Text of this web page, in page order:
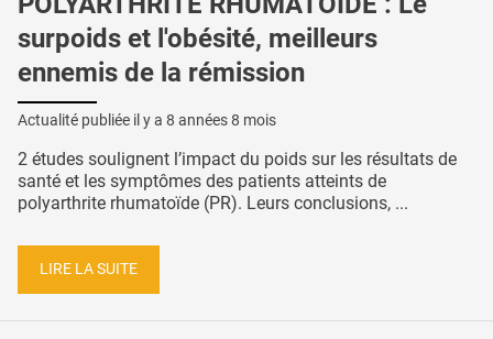
surpoids et l'obésité, meilleurs
ennemis de la rémission
Actualité publiée il y a 8 années 8 mois
2 études soulignent l’impact du poids sur les résultats de
santé et les symptômes des patients atteints de
polyarthrite rhumatoïde (PR). Leurs conclusions, ...
LIRE LA SUITE